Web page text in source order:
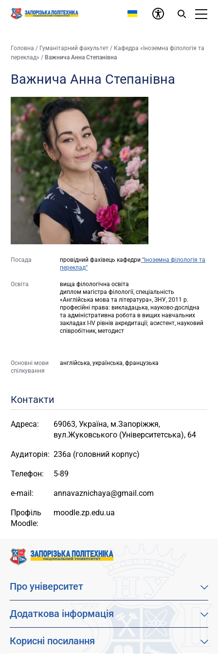
Головна / Гуманітарний факультет / Кафедра «Іноземна філологія та
переклад» / Важнича Анна Степанівна
Важнича Анна Степанівна
Посада провідний фахівець кафедри “Іноземна філологія та
переклад”
Освіта
вища філологічна освіта
диплом магістра філології, спеціальність
«Англійська мова та література», ЗНУ, 2011 р.
професійні права: викладацька, науково-дослідна
та адміністративна робота в вищих навчальних
закладах І-ІV рівнів акредитації; асистент, науковий
співробітник, методист
Основні мови
спілкування
англійська, українська, французька
Контакти
Адреса:
69063, Україна, м.Запоріжжя,
вул.Жуковського (Університетська), 64
Аудиторія: 236а (головний корпус)
Телефон: 5-89
e-mail: annavaznichaya@gmail.com
Профіль
Moodle:
moodle.zp.edu.ua
Про університет
Місія, візія та цінності
Факультети
Додаткова інформація
Дистанційне навчання
Корисні посилання